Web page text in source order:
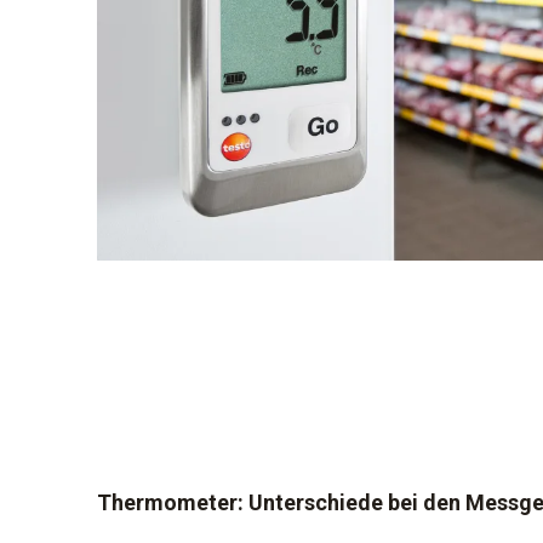
Thermometer: Unterschiede bei den